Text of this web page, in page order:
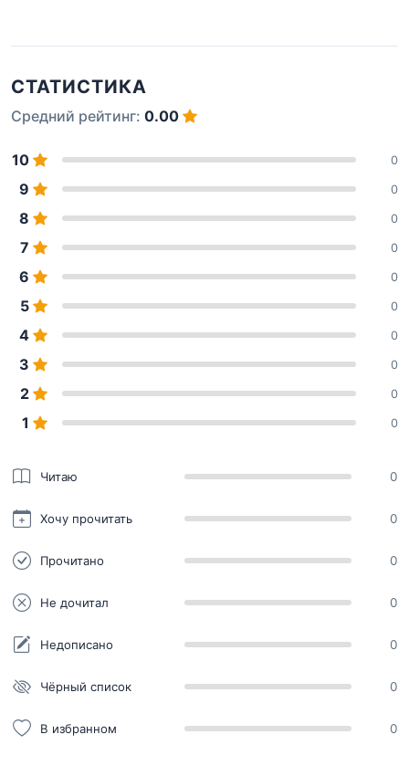
СТАТИСТИКА
Средний рейтинг: 0.00
10 0
9 0
8 0
7 0
6 0
5 0
4 0
3 0
2 0
1 0
Читаю 0
Хочу прочитать 0
Прочитано 0
Не дочитал 0
Недописано 0
Чёрный список 0
В избранном 0